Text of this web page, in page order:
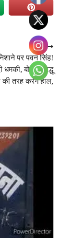
पर पवन सिंह!
धमकी, बोला- सिद्धू
की तरह करेंगे हाल,
⟶